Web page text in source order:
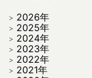
2026年
2025年
2024年
2023年
2022年
2021年